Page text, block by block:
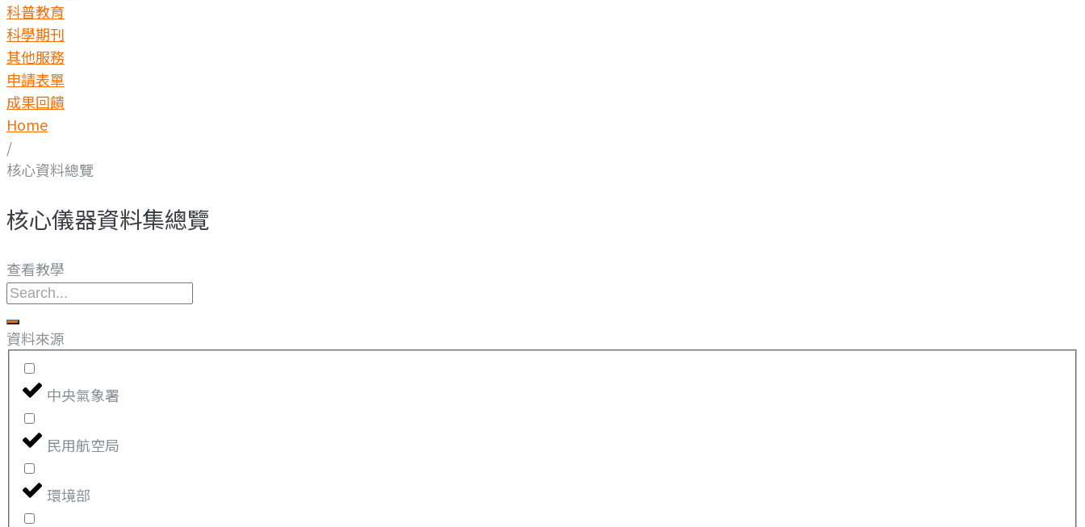
科普教育
科學期刊
其他服務
申請表單
成果回饋
Home
/
核心資料總覽
核心儀器資料集總覽​
查看教學
資料來源
中央氣象署
民用航空局
環境部